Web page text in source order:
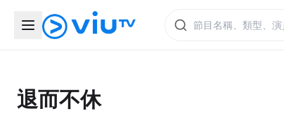
退而不休